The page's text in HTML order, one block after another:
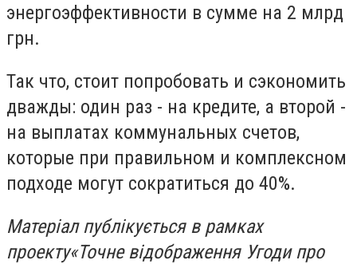
энергоэффективности в сумме на 2 млрд
грн.
Так что, стоит попробовать и сэкономить
дважды: один раз - на кредите, а второй -
на выплатах коммунальных счетов,
которые при правильном и комплексном
подходе могут сократиться до 40%.
Матеріал публікується в рамках
проекту«Точне відображення Угоди про